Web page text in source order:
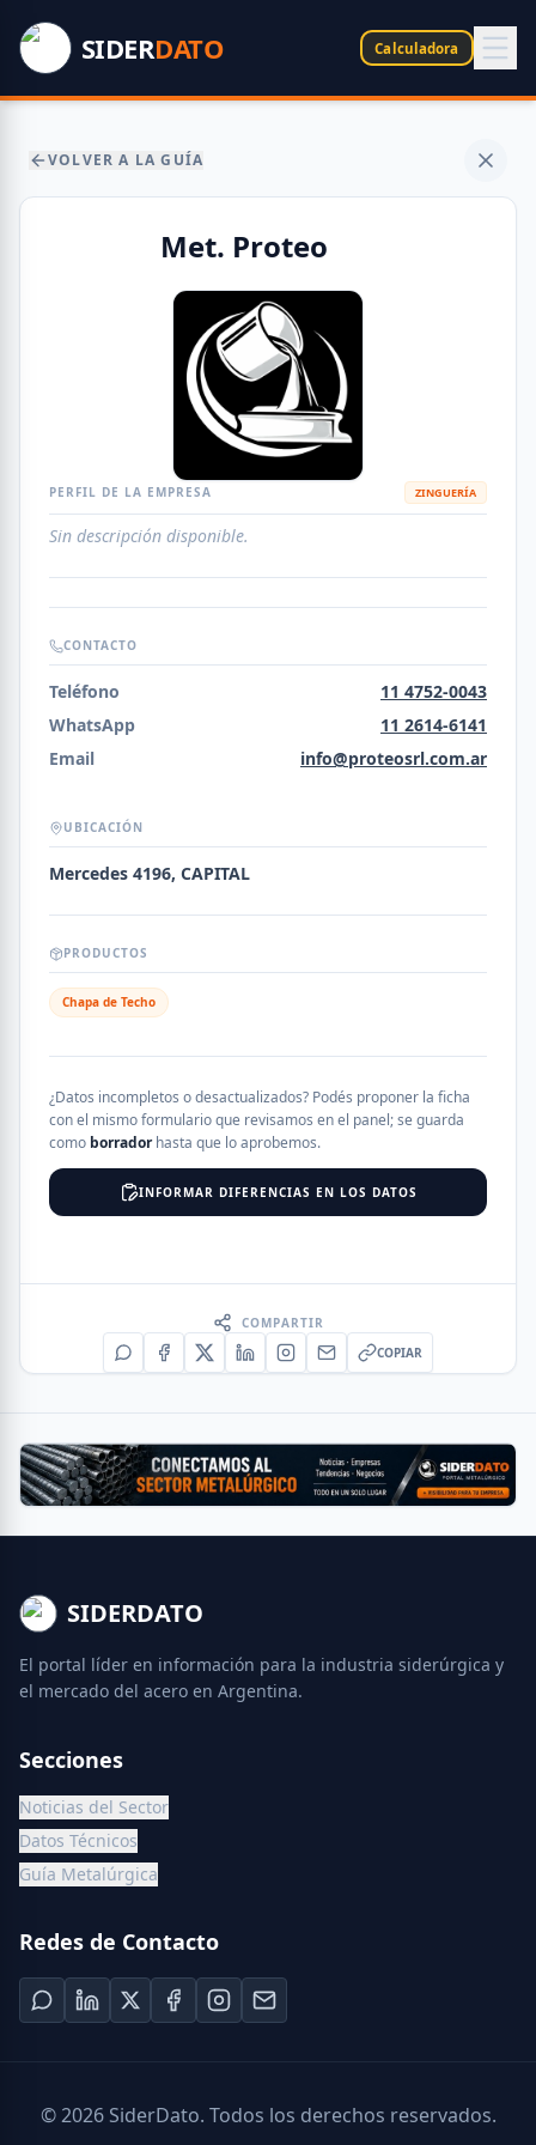
SIDERDATO Calculadora
VOLVER A LA GUÍA
Met. Proteo
PERFIL DE LA EMPRESA ZINGUERÍA
Sin descripción disponible.
CONTACTO
Teléfono
11 4752-0043
WhatsApp
11 2614-6141
Email
info@proteosrl.com.ar
UBICACIÓN
Mercedes 4196, CAPITAL
PRODUCTOS
Chapa de Techo
¿Datos incompletos o desactualizados? Podés proponer la ficha
con el mismo formulario que revisamos en el panel; se guarda
como borradorhasta que lo aprobemos.
INFORMAR DIFERENCIAS EN LOS DATOS
COMPARTIR
COPIAR
SIDERDATO
El portal líder en información para la industria siderúrgica y
el mercado del acero en Argentina.
Secciones
Noticias del Sector
Datos Técnicos
Guía Metalúrgica
Redes de Contacto
©2026SiderDato. Todos los derechos reservados.